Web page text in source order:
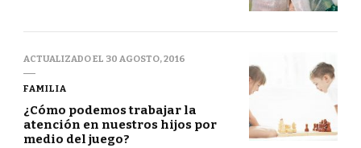
ACTUALIZADO EL 30 AGOSTO, 2016
FAMILIA
¿Cómo podemos trabajar la
atención en nuestros hijos por
medio del juego?